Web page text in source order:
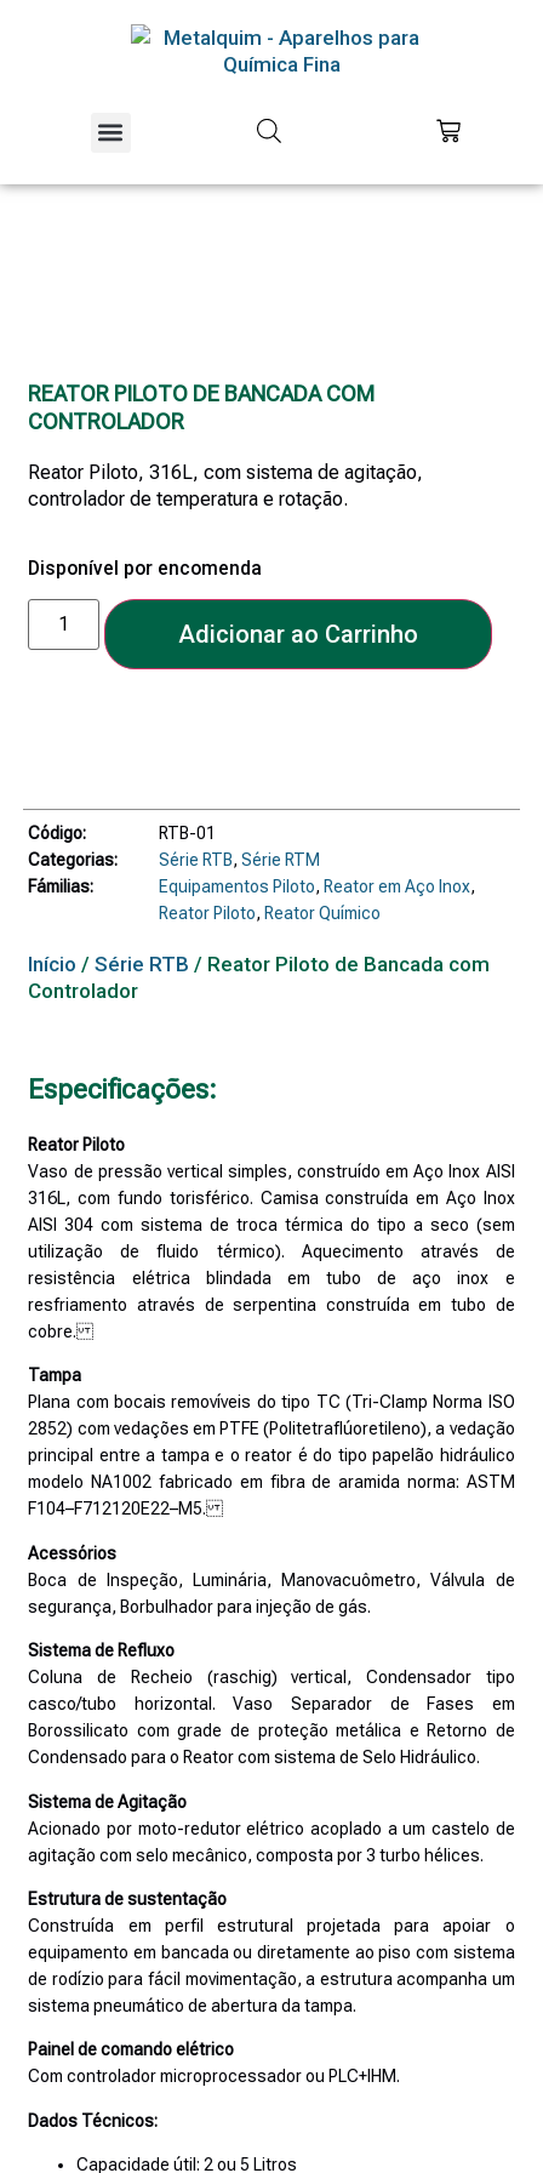
REATOR PILOTO DE BANCADA COM
CONTROLADOR
Reator Piloto, 316L, com sistema de agitação,
controlador de temperatura e rotação.
Disponível por encomenda
Adicionar ao Carrinho
Código:
RTB-01
Categorias:
Série RTB,Série RTM
Fámilias:
Equipamentos Piloto, Reator em Aço Inox,
Reator Piloto, Reator Químico
Início /Série RTB / Reator Piloto de Bancada com
Controlador
Especificações:
Reator Piloto
Vaso de pressão vertical simples, construído em Aço Inox AISI
316L, com fundo torisférico. Camisa construída em Aço Inox
AISI 304 com sistema de troca térmica do tipo a seco (sem
utilização de fluido térmico). Aquecimento através de
resistência elétrica blindada em tubo de aço inox e
resfriamento através de serpentina construída em tubo de
cobre.
Tampa
Plana com bocais removíveis do tipo TC (Tri-Clamp Norma ISO
2852) com vedações em PTFE (Politetraflúoretileno), a vedação
principal entre a tampa e o reator é do tipo papelão hidráulico
modelo NA1002 fabricado em fibra de aramida norma: ASTM
F104–F712120E22–M5.
Acessórios
Boca de Inspeção, Luminária, Manovacuômetro, Válvula de
segurança, Borbulhador para injeção de gás.
Sistema de Refluxo
Coluna de Recheio (raschig) vertical, Condensador tipo
casco/tubo horizontal. Vaso Separador de Fases em
Borossilicato com grade de proteção metálica e Retorno de
Condensado para o Reator com sistema de Selo Hidráulico.
Sistema de Agitação
Acionado por moto-redutor elétrico acoplado a um castelo de
agitação com selo mecânico, composta por 3 turbo hélices.
Estrutura de sustentação
Construída em perfil estrutural projetada para apoiar o
equipamento em bancada ou diretamente ao piso com sistema
de rodízio para fácil movimentação, a estrutura acompanha um
sistema pneumático de abertura da tampa.
Painel de comando elétrico
Com controlador microprocessador ou PLC+IHM.
Dados Técnicos:
Capacidade útil: 2 ou 5 Litros